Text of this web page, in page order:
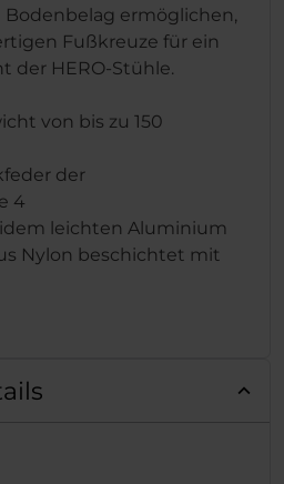
Bodenbelag ermöglichen,
Fußkreuze für ein
der HERO-Stühle.
von bis zu 150
der
4
leichten Aluminium
Nylon beschichtet mit